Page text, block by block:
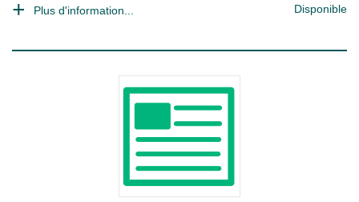
Plus d'information... Disponible